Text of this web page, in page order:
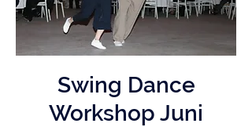
Swing Dance
Workshop Juni